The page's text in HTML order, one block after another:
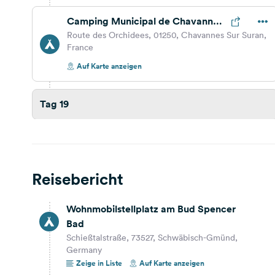
Camping Municipal de Chavannes
sur Suran
Route des Orchidees, 01250, Chavannes Sur Suran,
France
Auf Karte anzeigen
Tag 19
38650, Monestier-de-Clermont, France
Tag 18
Tag 17
Reisebericht
Wohnmobilstellplatz am Bud Spencer
Bad
Schießtalstraße, 73527, Schwäbisch-Gmünd,
Germany
Zeige in Liste
Auf Karte anzeigen